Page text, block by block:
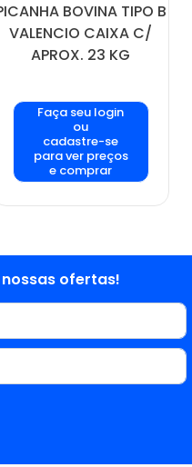
BOVINA TIPO B
VALENCIO CAIXA C/
APROX. 23 KG
Faça seu login
ou
cadastre-se
para ver preços
e comprar
ofertas!